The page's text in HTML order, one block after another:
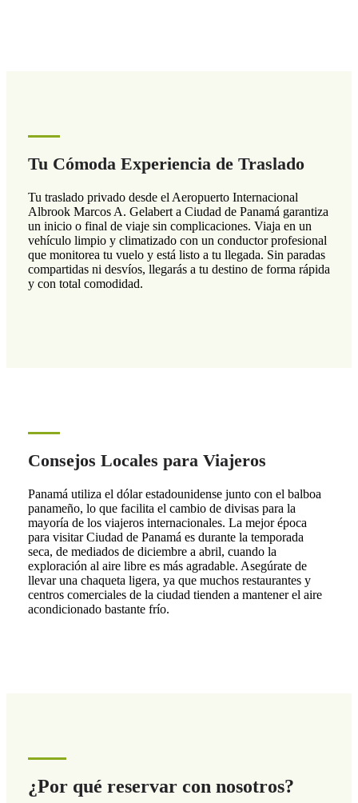
Tu Cómoda Experiencia de Traslado
Tu traslado privado desde el Aeropuerto Internacional
Albrook Marcos A. Gelabert a Ciudad de Panamá garantiza
un inicio o final de viaje sin complicaciones. Viaja en un
vehículo limpio y climatizado con un conductor profesional
que monitorea tu vuelo y está listo a tu llegada. Sin paradas
compartidas ni desvíos, llegarás a tu destino de forma rápida
y con total comodidad.
Consejos Locales para Viajeros
Panamá utiliza el dólar estadounidense junto con el balboa
panameño, lo que facilita el cambio de divisas para la
mayoría de los viajeros internacionales. La mejor época
para visitar Ciudad de Panamá es durante la temporada
seca, de mediados de diciembre a abril, cuando la
exploración al aire libre es más agradable. Asegúrate de
llevar una chaqueta ligera, ya que muchos restaurantes y
centros comerciales de la ciudad tienden a mantener el aire
acondicionado bastante frío.
¿Por qué reservar con nosotros?